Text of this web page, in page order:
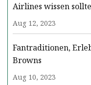
Airlines wissen
Aug 12, 2023
Fantraditionen,
Browns
Aug 10, 2023